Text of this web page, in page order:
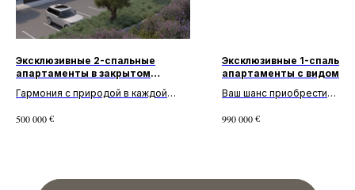
Эксклюзивные 2-спальные
апартаменты в закрытом
комплексе в Лимассоле
Гармония с природой в каждой
с 2 спальнями и 1 ванной комнатой в
500 000€
Эксклюзивные 1-
апартаменты с видом
Ваш шанс приобрести
апартаменты с 1 спальней и
990 000€